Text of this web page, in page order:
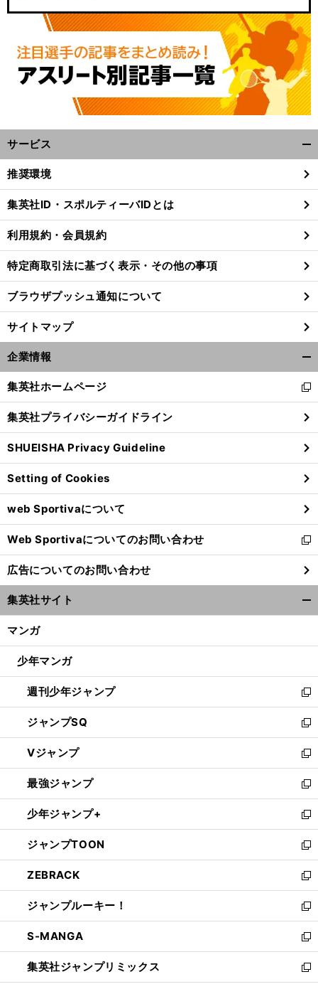
、
。
優
」
へ
サービス
閉
る
推奨環境
集英社ID・スポルティーバIDとは
利用規約・会員規約
特定商取引法に基づく表示・その他の事項
ブラウザプッシュ通知について
サイトマップ
企業情報
閉
る
集英社ホームページ
新
し
い
ウ
ィ
ン
ド
ウ
で
開
く
集英社プライバシーガイドライン
SHUEISHA Privacy Guideline
Setting of Cookies
web Sportivaについて
Web Sportivaについてのお問い合わせ
新
し
い
ウ
ィ
ン
ウ
開
く
広告についてのお問い合わせ
集英社サイト
マンガ
少年マンガ
週刊少年ジャンプ
新
し
い
ウ
ィ
ン
ド
ウ
で
開
く
ジャンプSQ
新
し
い
ウ
ィ
ン
ド
ウ
で
開
く
Vジャンプ
新
し
い
ウ
ィ
ン
ド
ウ
で
開
く
最強ジャンプ
新
し
い
ウ
ィ
ン
ド
ウ
で
開
く
少年ジャンプ+
新
し
い
ウ
ィ
ン
ド
ウ
で
開
く
ジャンプTOON
新
し
い
ウ
ィ
ン
ド
ウ
で
開
ZEBRACK
新
し
い
ウ
ィ
ン
ド
ウ
ジャンプルーキー！
新
し
い
ウ
ィ
ン
S-MANGA
新
し
い
ウ
集英社ジャンプリミックス
新
し